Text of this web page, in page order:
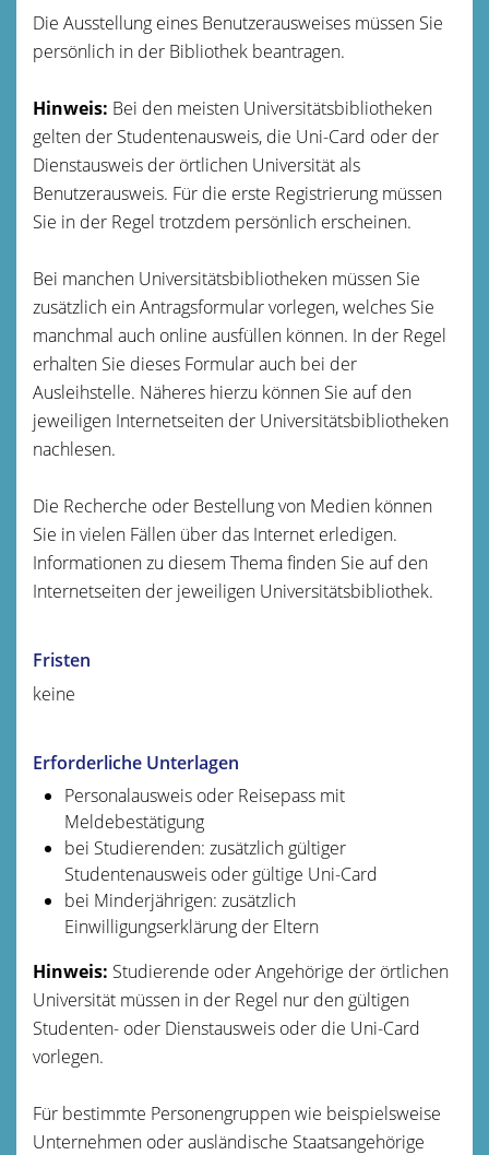
Die Ausstellung eines Benutzerausweises müssen Sie
persönlich in der Bibliothek beantragen.
Hinweis: Bei den meisten Universitätsbibliotheken
gelten der Studentenausweis, die Uni-Card oder der
Dienstausweis der örtlichen Universität als
Benutzerausweis. Für die erste Registrierung müssen
Sie in der Regel trotzdem persönlich erscheinen.
Bei manchen Universitätsbibliotheken müssen Sie
zusätzlich ein Antragsformular vorlegen, welches Sie
manchmal auch online ausfüllen können. In der Regel
erhalten Sie dieses Formular auch bei der
Ausleihstelle. Näheres hierzu können Sie auf den
jeweiligen Internetseiten der Universitätsbibliotheken
nachlesen.
Die Recherche oder Bestellung von Medien können
Sie in vielen Fällen über das Internet erledigen.
Informationen zu diesem Thema finden Sie auf den
Internetseiten der jeweiligen Universitätsbibliothek.
Fristen
keine
Erforderliche Unterlagen
Personalausweis oder Reisepass mit
Meldebestätigung
bei Studierenden: zusätzlich gültiger
Studentenausweis oder gültige Uni-Card
bei Minderjährigen: zusätzlich
Einwilligungserklärung der Eltern
Hinweis: Studierende oder Angehörige der örtlichen
Universität müssen in der Regel nur den gültigen
Studenten- oder Dienstausweis oder die Uni-Card
vorlegen.
Für bestimmte Personengruppen wie beispielsweise
Unternehmen oder ausländische Staatsangehörige